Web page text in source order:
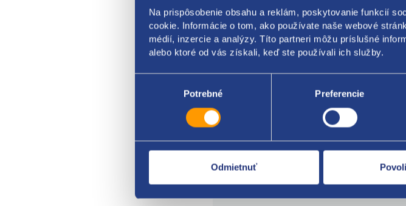
Na prispôsobenie obsahu a reklám, poskytovanie funkcií
cookie. Informácie o tom, ako používate naše webové
médií, inzercie a analýzy. Títo partneri môžu príslušné
alebo ktoré od vás získali, keď ste používali ich služby.
Potrebné Preferencie
Odmietnuť
Rozteč: 5x98
Stredová diera: 58 mm
design: 9 otvorov po obvode
FIAT ORIGINAL: 1491354899